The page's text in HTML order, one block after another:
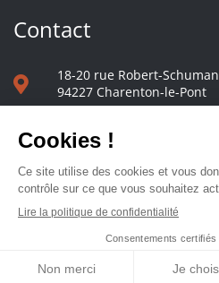
Contact
18-20 rue Robert-Schuman
94227 Charenton-le-Pont